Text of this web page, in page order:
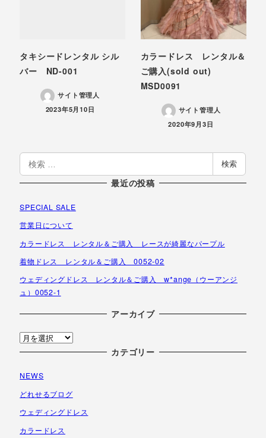
タキシードレンタル シル
バー ND-001
サイト管理人
投稿日
2023年5月10日
カラードレス レンタル＆
ご購入(sold out)
MSD0091
サイト管理人
投稿日
2020年9月3日
検
索
検索
最近の投稿
SPECIAL SALE
営業日について
カラードレス レンタル＆ご購入 レースが綺麗なパープル
着物ドレス レンタル＆ご購入 0052-02
ウェディングドレス レンタル＆ご購入 w*ange（ウーアンジ
ュ）0052-1
アーカイブ
ア
ー
イ
ブ
カテゴリー
NEWS
どれせるブログ
ウェディングドレス
カラードレス